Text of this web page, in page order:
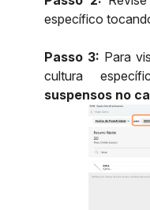
específico
Passo 3: Para
cultura
suspensos no